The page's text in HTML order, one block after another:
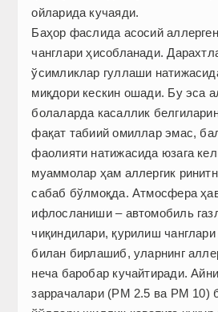
ойларида кучаяди.
Баҳор фаслида асосий
чанглари ҳисобланади.
ўсимликлар гуллаши
миқдори кескин ошади. Бу эса
болаларда касаллик
фақат табиий омиллар эмас,
фаолияти натижасида юзага
муаммолар ҳам аллергик
сабаб бўлмоқда. Атмосфера
ифлосланиши – автомобиль
чиқиндилари, қурилиш
билан бирлашиб, уларнинг
неча баробар кучайтиради.
заррачалари (PM 2.5 ва PM 10)